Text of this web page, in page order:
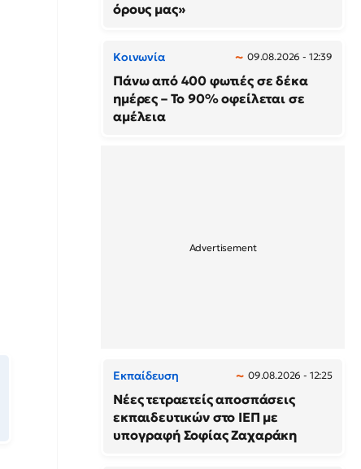
όρους μας»
Κοινωνία 09.08.2026 - 12:39
Πάνω από 400 φωτιές σε δέκα
ημέρες – Το 90% οφείλεται σε
αμέλεια
Εκπαίδευση 09.08.2026 - 12:25
Νέες τετραετείς αποσπάσεις
εκπαιδευτικών στο ΙΕΠ με
υπογραφή Σοφίας Ζαχαράκη